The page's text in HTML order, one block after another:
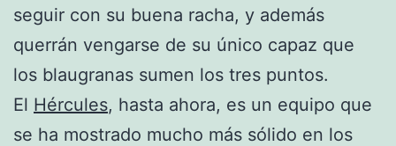
seguir con su buena racha, y además
querrán vengarse de su único capaz que
los blaugranas sumen los tres puntos.
El Hércules, hasta ahora, es un equipo que
se ha mostrado mucho más sólido en los